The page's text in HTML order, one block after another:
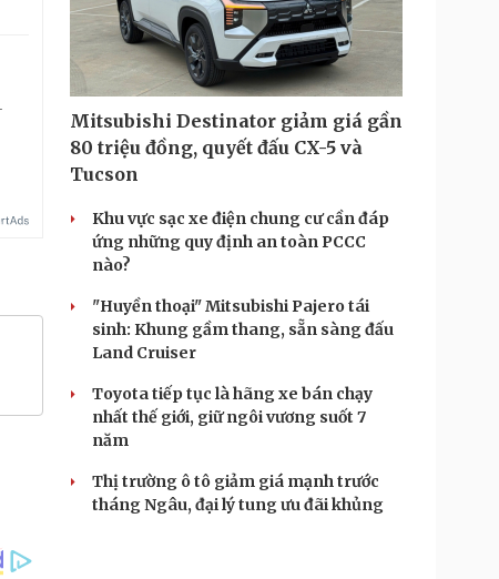
Mitsubishi Destinator giảm giá gần
80 triệu đồng, quyết đấu CX-5 và
Tucson
Khu vực sạc xe điện chung cư cần đáp
ứng những quy định an toàn PCCC
nào?
"Huyền thoại" Mitsubishi Pajero tái
sinh: Khung gầm thang, sẵn sàng đấu
Land Cruiser
Toyota tiếp tục là hãng xe bán chạy
nhất thế giới, giữ ngôi vương suốt 7
năm
Thị trường ô tô giảm giá mạnh trước
tháng Ngâu, đại lý tung ưu đãi khủng